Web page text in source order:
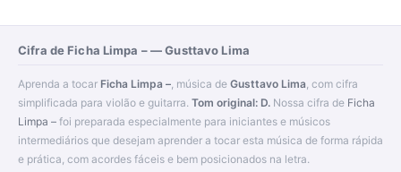
Cifra de Ficha Limpa – — Gusttavo Lima
Aprenda a tocar Ficha Limpa – , música de Gusttavo Lima , com cifra
simplificada para violão e guitarra. Tom original: D. Nossa cifra de Ficha
Limpa – foi preparada especialmente para iniciantes e músicos
intermediários que desejam aprender a tocar esta música de forma rápida
e prática, com acordes fáceis e bem posicionados na letra.